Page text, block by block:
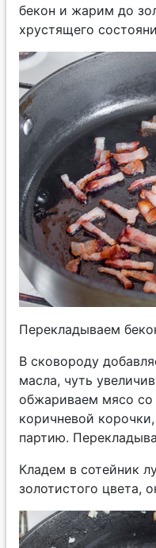
бекон и жарим до
хрустящего
Перекладываем
В сковороду
масла, чуть
обжариваем мясо со
коричневой
партию.
Кладем в сотейник
золотистого цвета,